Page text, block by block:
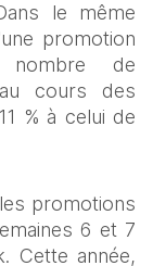
le même
promotion
nombre de
cours des
% à celui de
promotions
6 et 7
Cette année,